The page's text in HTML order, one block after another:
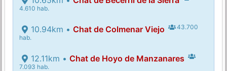
4.610 hab.
10.94km • Chat de Colmenar Viejo
43.700
hab.
12.11km • Chat de Hoyo de Manzanares
7.093 hab.